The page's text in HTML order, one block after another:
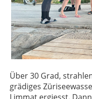
Über 30 Grad,
grädiges